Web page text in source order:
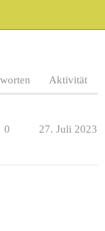
Aktivität
0 27. Juli 2023